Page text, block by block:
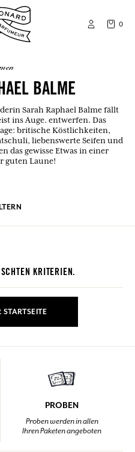
0
BALME
Sarah Raphael Balme fällt
ins Auge. entwerfen. Das
britische Köstlichkeiten,
liebenswerte Seifen und
das gewisse Etwas in einer
guten Laune!
KRITERIEN.
STARTSEITE
PROBEN
Proben werden in allen
Ihren Paketen angeboten